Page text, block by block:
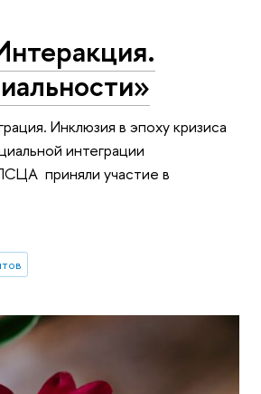
Инклюзия в эпоху кризиса
интеграции
приняли участие в